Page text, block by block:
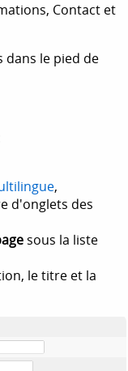
Contact et
dans le pied de
,
d'onglets des
sous la liste
le titre et la